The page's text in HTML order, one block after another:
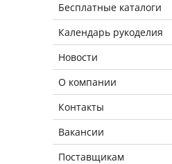
Бесплатные каталоги
Календарь рукоделия
Новости
О компании
Контакты
Вакансии
Поставщикам